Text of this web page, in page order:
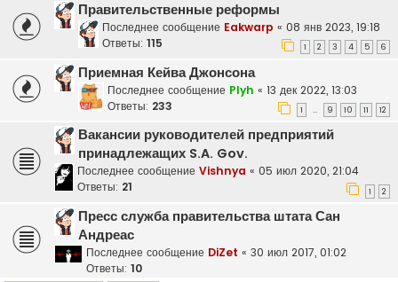
Правительственные реформы
Последнее сообщение Eakwarp « 08 янв 2023, 19:18
Ответы: 115 1 2 3 4 5 6
Приемная Кейва Джонсона
Последнее сообщение Plyh « 13 дек 2022, 13:03
Ответы: 233 1 … 9 10 11 12
Вакансии руководителей предприятий
принадлежащих S.A. Gov.
Последнее сообщение Vishnya « 05 июл 2020, 21:04
Ответы: 21 1 2
Пресс служба правительства штата Сан
Андреас
Последнее сообщение DiZet « 30 июл 2017, 01:02
Ответы: 10